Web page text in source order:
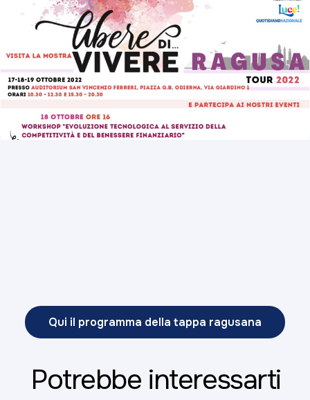
Qui il programma della tappa ragusana
Potrebbe interessarti